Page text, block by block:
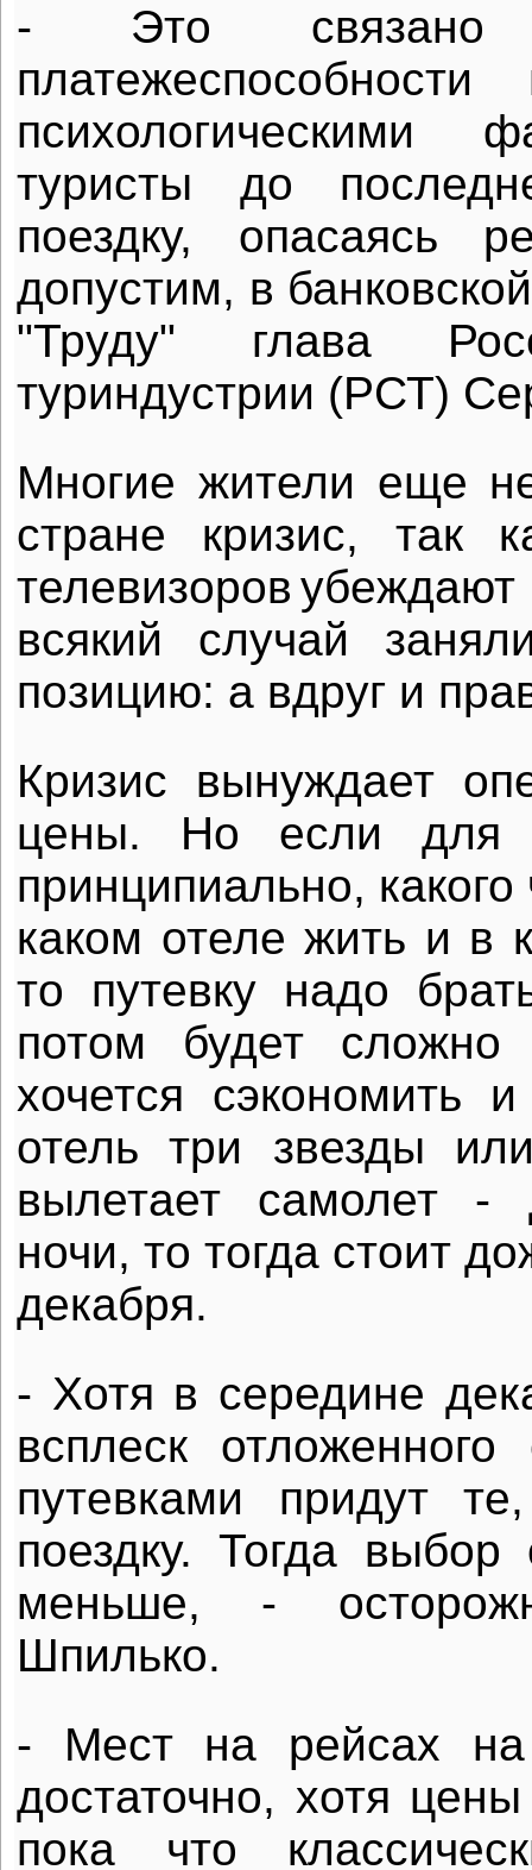
- Это связано
психологическими
туристы до
поездку, опасаясь
допустим, в
"Труду" глава
туриндустрии (РСТ)
Многие жители еще
стране кризис, так
телевизоров убеждают
всякий случай
позицию: а вдруг и
Кризис вынуждает
цены. Но если для
принципиально,
каком отеле жить и в
то путевку надо
потом будет сложно
хочется сэкономить
отель три звезды
вылетает самолет
ночи, то тогда стоит
декабря.
- Хотя в середине
всплеск
путевками придут
поездку. Тогда выбор
меньше, -
Шпилько.
- Мест на рейсах
достаточно, хотя
пока что